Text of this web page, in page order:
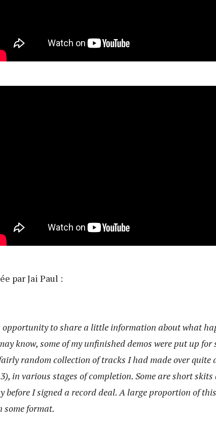
par Jai Paul :
opportunity to share a little information about what
know, some of my unfinished demos were put up
random collection of tracks I had made over quite
in various stages of completion. Some are short
before I signed a record deal. A large proportion of
some format.